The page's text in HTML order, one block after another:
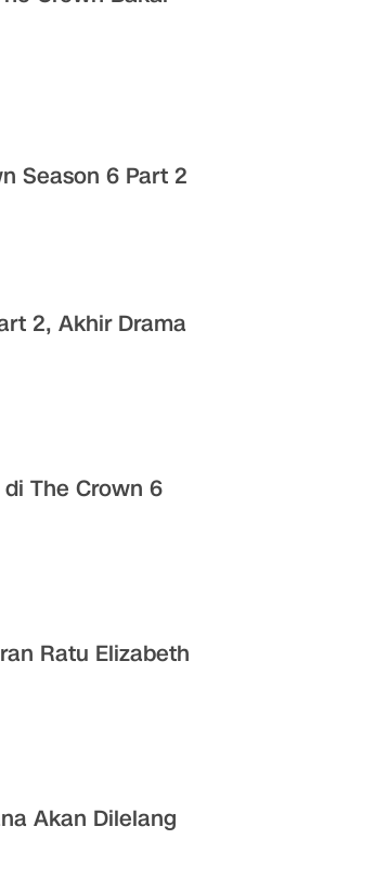
Season 6 Part 2
2, Akhir Drama
The Crown 6
Ratu Elizabeth
Akan Dilelang